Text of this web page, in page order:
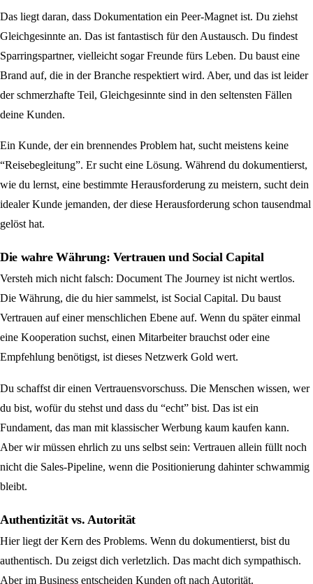
Das liegt daran, dass Dokumentation ein Peer-Magnet ist. Du ziehst
Gleichgesinnte an. Das ist fantastisch für den Austausch. Du findest
Sparringspartner, vielleicht sogar Freunde fürs Leben. Du baust eine
Brand auf, die in der Branche respektiert wird. Aber, und das ist leider
der schmerzhafte Teil, Gleichgesinnte sind in den seltensten Fällen
deine Kunden.
Ein Kunde, der ein brennendes Problem hat, sucht meistens keine
“Reisebegleitung”. Er sucht eine Lösung. Während du dokumentierst,
wie du lernst, eine bestimmte Herausforderung zu meistern, sucht dein
idealer Kunde jemanden, der diese Herausforderung schon tausendmal
gelöst hat.
Die wahre Währung: Vertrauen und Social Capital
Versteh mich nicht falsch: Document The Journey ist nicht wertlos.
Die Währung, die du hier sammelst, ist Social Capital. Du baust
Vertrauen auf einer menschlichen Ebene auf. Wenn du später einmal
eine Kooperation suchst, einen Mitarbeiter brauchst oder eine
Empfehlung benötigst, ist dieses Netzwerk Gold wert.
Du schaffst dir einen Vertrauensvorschuss. Die Menschen wissen, wer
du bist, wofür du stehst und dass du “echt” bist. Das ist ein
Fundament, das man mit klassischer Werbung kaum kaufen kann.
Aber wir müssen ehrlich zu uns selbst sein: Vertrauen allein füllt noch
nicht die Sales-Pipeline, wenn die Positionierung dahinter schwammig
bleibt.
Authentizität vs. Autorität
Hier liegt der Kern des Problems. Wenn du dokumentierst, bist du
authentisch. Du zeigst dich verletzlich. Das macht dich sympathisch.
Aber im Business entscheiden Kunden oft nach Autorität.